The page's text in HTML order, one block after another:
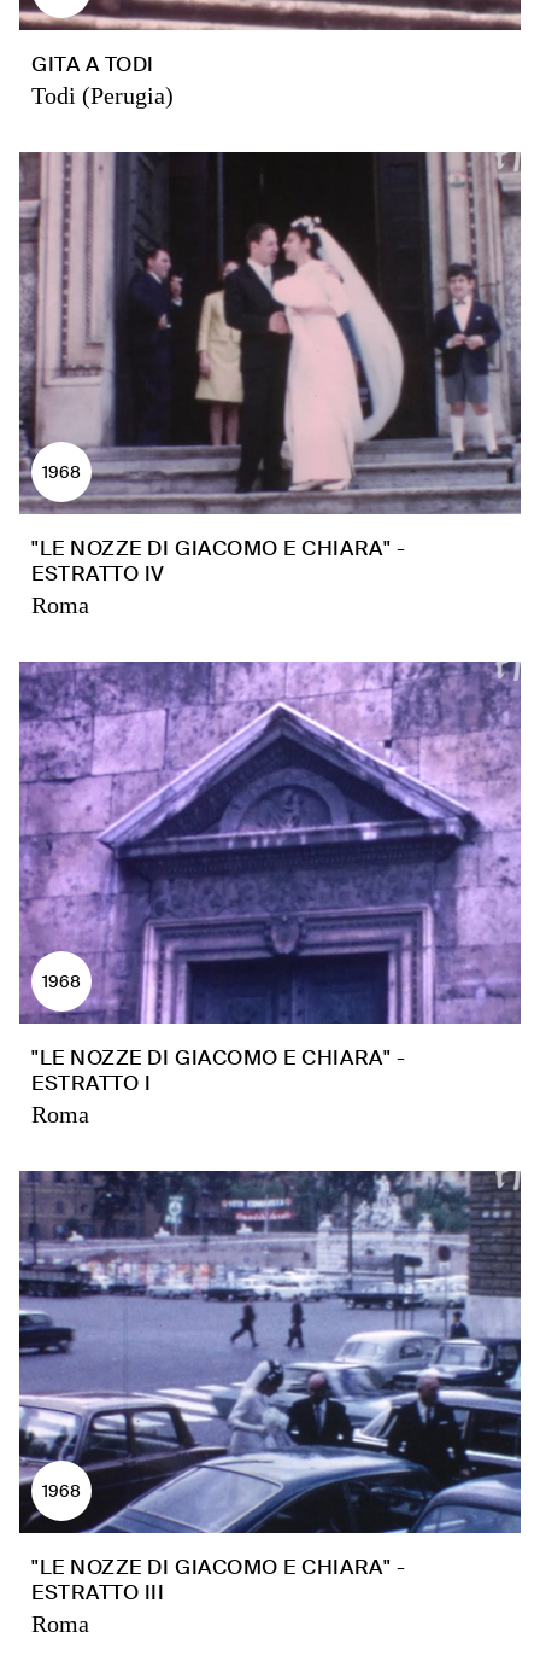
GITA A TODI
Todi (Perugia)
1968
"LE NOZZE DI GIACOMO E CHIARA" -
ESTRATTO IV
Roma
1968
"LE NOZZE DI GIACOMO E CHIARA" -
ESTRATTO I
Roma
1968
"LE NOZZE DI GIACOMO E CHIARA" -
ESTRATTO III
Roma